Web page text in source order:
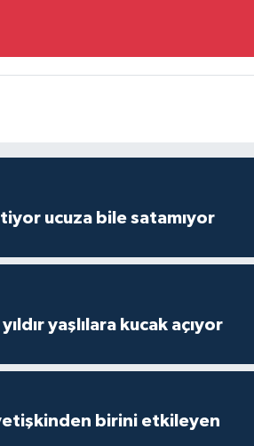
ucuza bile satamıyor
yaşlılara kucak açıyor
birini etkileyen